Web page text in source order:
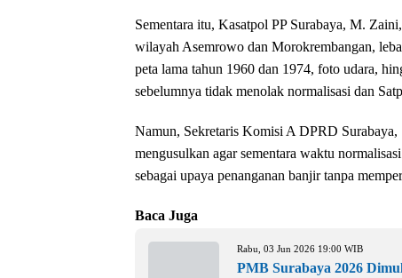
Sementara itu, Kasatpol PP Surabaya, M.
wilayah Asemrowo dan Morokrembangan,
peta lama tahun 1960 dan 1974, foto udara,
sebelumnya tidak menolak normalisasi dan
Namun, Sekretaris Komisi A DPRD
mengusulkan agar sementara waktu
sebagai upaya penanganan banjir tanpa
Baca Juga
Rabu, 03 Jun 2026 19:00 WIB
PMB Surabaya 2026